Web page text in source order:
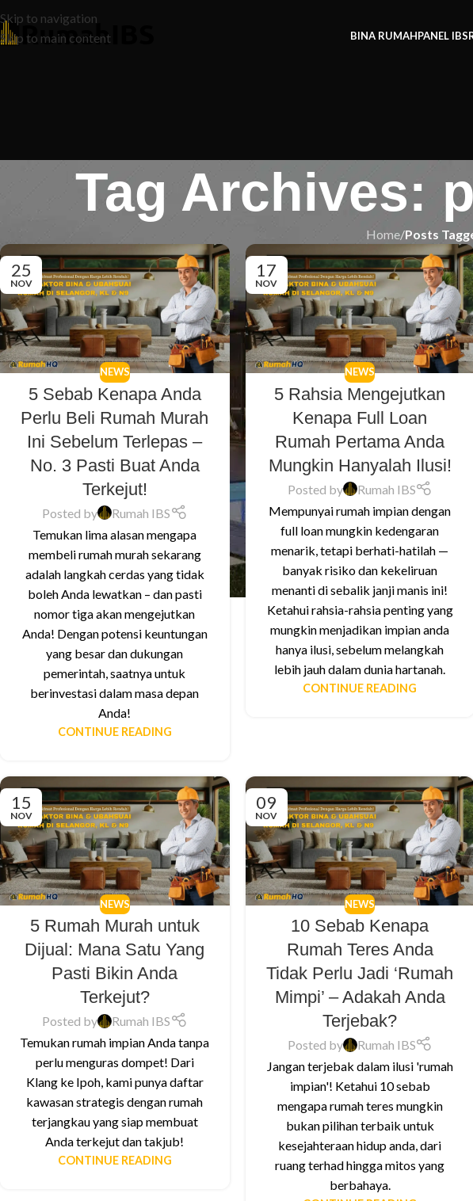
Skip to navigation
Skip to main content
BINA RUMAHPANEL IBS
Tag Archives:
Home/Posts
25
NOV
NEWS
5 Sebab Kenapa Anda
Perlu Beli Rumah Murah
Ini Sebelum Terlepas –
No. 3 Pasti Buat Anda
Terkejut!
Posted by
Rumah IBS
Temukan lima alasan mengapa
membeli rumah murah sekarang
adalah langkah cerdas yang tidak
boleh Anda lewatkan – dan pasti
nomor tiga akan mengejutkan
Anda! Dengan potensi keuntungan
yang besar dan dukungan
pemerintah, saatnya untuk
berinvestasi dalam masa depan
Anda!
CONTINUE READING
17
NOV
NEWS
5 Rahsia Mengejutkan
Kenapa Full Loan
Rumah Pertama Anda
Mungkin Hanyalah Ilusi!
Posted by
Rumah IBS
Mempunyai rumah impian dengan
full loan mungkin kedengaran
menarik, tetapi berhati-hatilah —
banyak risiko dan kekeliruan
menanti di sebalik janji manis ini!
Ketahui rahsia-rahsia penting yang
mungkin menjadikan impian anda
hanya ilusi, sebelum melangkah
lebih jauh dalam dunia hartanah.
CONTINUE READING
15
NOV
NEWS
5 Rumah Murah untuk
Dijual: Mana Satu Yang
Pasti Bikin Anda
Terkejut?
Posted by
Rumah IBS
Temukan rumah impian Anda tanpa
perlu menguras dompet! Dari
Klang ke Ipoh, kami punya daftar
kawasan strategis dengan rumah
terjangkau yang siap membuat
Anda terkejut dan takjub!
CONTINUE READING
09
NOV
NEWS
10 Sebab Kenapa
Rumah Teres Anda
Tidak Perlu Jadi ‘Rumah
Mimpi’ – Adakah Anda
Terjebak?
Posted by
Rumah IBS
Jangan terjebak dalam ilusi 'rumah
impian'! Ketahui 10 sebab
mengapa rumah teres mungkin
bukan pilihan terbaik untuk
kesejahteraan hidup anda, dari
ruang terhad hingga mitos yang
berbahaya.